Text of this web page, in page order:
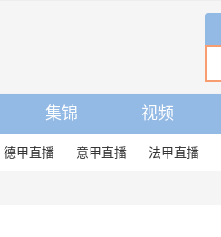
集锦 视频
德甲直播 意甲直播 法甲直播